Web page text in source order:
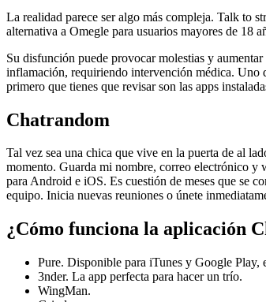
La realidad parece ser algo más compleja. Talk to
alternativa a Omegle para usuarios mayores de 18
Su disfunción puede provocar molestias y
inflamación, requiriendo intervención médica. Uno
primero que tienes que revisar son las apps
Chatrandom
Tal vez sea una chica que vive en la puerta de al
momento. Guarda mi nombre, correo electrónico y
para Android e iOS. Es cuestión de meses que se
equipo. Inicia nuevas reuniones o únete
¿Cómo funciona la aplicación
Pure. Disponible para iTunes y Google Play,
3nder. La app perfecta para hacer un trío.
WingMan.